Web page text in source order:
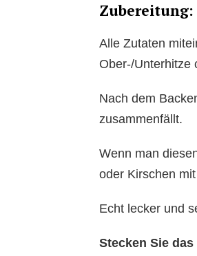
Zubereitung:
Alle Zutaten
Ober-/Unterhitze
Nach dem
zusammenfällt.
Wenn man
oder Kirschen
Echt lecker und
Stecken Sie